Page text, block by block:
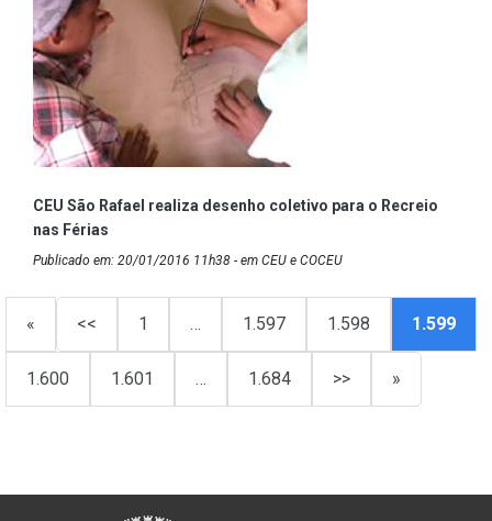
CEU São Rafael realiza desenho coletivo para o Recreio
nas Férias
Publicado em: 20/01/2016 11h38 - em CEU e COCEU
« << 1 … 1.597 1.598 1.599
1.600 1.601 … 1.684 >> »